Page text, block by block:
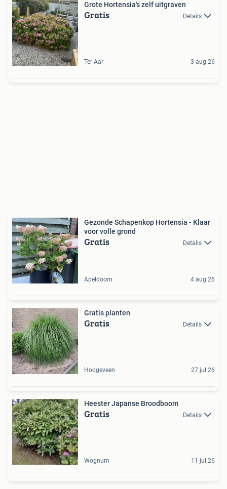
Grote Hortensia's zelf uitgraven
Gratis Details
Ter Aar 3 aug 26
Gezonde Schapenkop Hortensia - Klaar
voor volle grond
Gratis Details
Apeldoorn 4 aug 26
Gratis planten
Gratis Details
Hoogeveen 27 jul 26
Heester Japanse Broodboom
Gratis Details
Wognum 11 jul 26